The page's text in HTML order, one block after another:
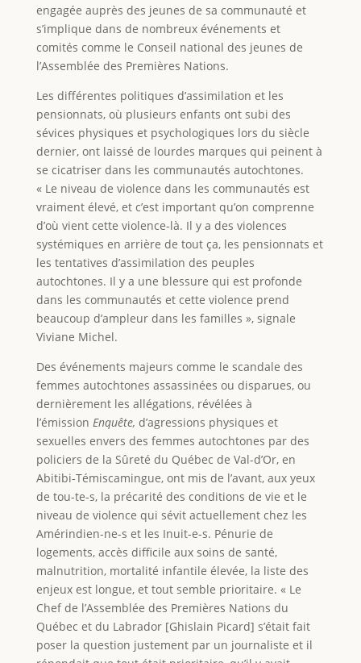
engagée auprès des jeunes de sa communauté et
s’implique dans de nombreux événements et
comités comme le Conseil national des jeunes de
l’Assemblée des Premières Nations.
Les différentes politiques d’assimilation et les
pensionnats, où plusieurs enfants ont subi des
sévices physiques et psychologiques lors du siècle
dernier, ont laissé de lourdes marques qui peinent à
se cicatriser dans les communautés autochtones.
« Le niveau de violence dans les communautés est
vraiment élevé, et c’est important qu’on comprenne
d’où vient cette violence-là. Il y a des violences
systémiques en arrière de tout ça, les pensionnats et
les tentatives d’assimilation des peuples
autochtones. Il y a une blessure qui est profonde
dans les communautés et cette violence prend
beaucoup d’ampleur dans les familles », signale
Viviane Michel.
Des événements majeurs comme le scandale des
femmes autochtones assassinées ou disparues, ou
dernièrement les allégations, révélées à
l’émission Enquête, d’agressions physiques et
sexuelles envers des femmes autochtones par des
policiers de la Sûreté du Québec de Val-d’Or, en
Abitibi-Témiscamingue, ont mis de l’avant, aux yeux
de tou-te-s, la précarité des conditions de vie et le
niveau de violence qui sévit actuellement chez les
Amérindien-ne-s et les Inuit-e-s. Pénurie de
logements, accès difficile aux soins de santé,
malnutrition, mortalité infantile élevée, la liste des
enjeux est longue, et tout semble prioritaire. « Le
Chef de l’Assemblée des Premières Nations du
Québec et du Labrador [Ghislain Picard] s’était fait
poser la question justement par un journaliste et il